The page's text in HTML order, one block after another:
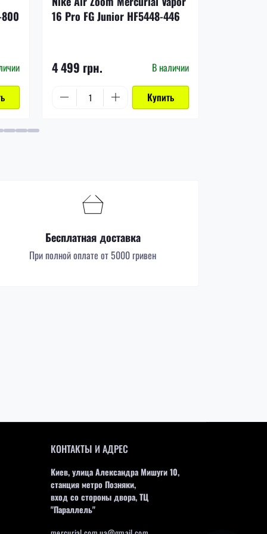
16 Pro FG Junior HF5448-446
4 499 грн. В наличии
Купить
Бесплатная доставка
При полной оплате от 5000 гривен
КОНТАКТЫ И АДРЕС
Киев, улица Александра Мишуги 10,
станция метро Позняки,
вход со стороны двора, ТЦ
"Параллель"